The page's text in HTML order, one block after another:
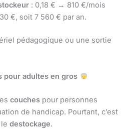
: 0,18 € → 810 €/mois
€, soit 7 560 € par an.
pédagogique ou une sortie
pour adultes en gros
couches pour personnes
de handicap. Pourtant, c’est
destockage.